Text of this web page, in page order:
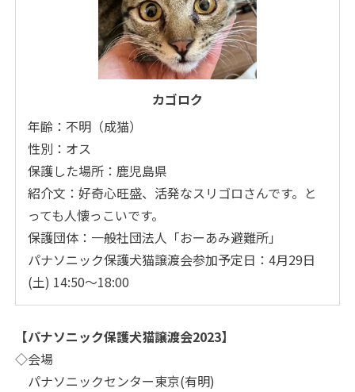
カゴロク
年齢：不明（成猫）
性別：オス
保護した場所：鹿児島県
紹介文：好奇心旺盛、活発なスリゴロさんです。と
っても人懐っこいです。
保護団体：一般社団法人「おーあみ避難所」
パナソニック保護犬猫譲渡会参加予定日：4月29日
(土) 14:50～18:00
【パナソニック保護犬猫譲渡会2023】
◇会場
パナソニックセンター東京(有明)